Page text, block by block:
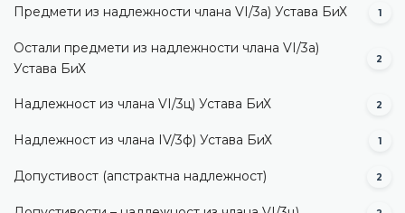
Предмети из надлежности члана VI/3а) Устава БиХ 1
Остали предмети из надлежности члана VI/3а)
Устава БиХ
2
Надлежност из члана VI/3ц) Устава БиХ 2
Надлежност из члана IV/3ф) Устава БиХ 1
Допустивост (aпстрактна надлежност) 2